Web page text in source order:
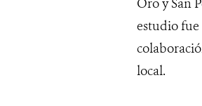
estudio fue
local.